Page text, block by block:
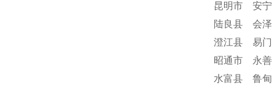
昆明市 安
陆良县 会
澄江县 易
昭通市 永
水富县 鲁